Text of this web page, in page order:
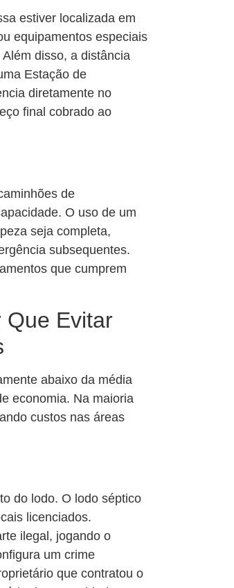
estiver localizada em
equipamentos especiais
disso, a distância
Estação de
diretamente no
final cobrado ao
de
O uso de um
seja completa,
subsequentes.
que cumprem
Que Evitar
abaixo da média
economia. Na maioria
custos nas áreas
do lodo. O lodo séptico
licenciados.
ilegal, jogando o
um crime
que contratou o